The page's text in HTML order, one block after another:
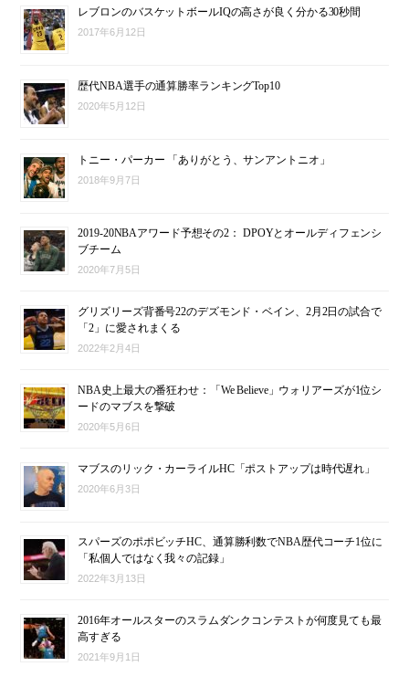
レブロンのバスケットボールIQの高さが良く分かる30秒間
2017年6月12日
歴代NBA選手の通算勝率ランキングTop10
2020年5月12日
トニー・パーカー 「ありがとう、サンアントニオ」
2018年9月7日
2019-20NBAアワード予想その2： DPOYとオールディフェンシ
ブチーム
2020年7月5日
グリズリーズ背番号22のデズモンド・ベイン、2月2日の試合で
「2」に愛されまくる
2022年2月4日
NBA史上最大の番狂わせ：「We Believe」ウォリアーズが1位シ
ードのマブスを撃破
2020年5月6日
マブスのリック・カーライルHC「ポストアップは時代遅れ」
2020年6月3日
スパーズのポポビッチHC、通算勝利数でNBA歴代コーチ1位に
「私個人ではなく我々の記録」
2022年3月13日
2016年オールスターのスラムダンクコンテストが何度見ても最
高すぎる
2021年9月1日